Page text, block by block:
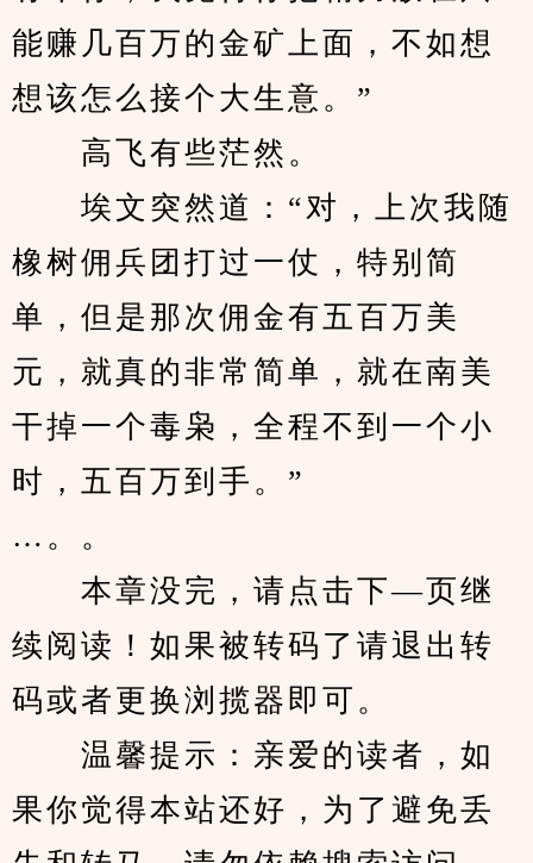
能赚几百万的金矿上面，不如想
想该怎么接个大生意。”
高飞有些茫然。
埃文突然道：“对，上次我随
橡树佣兵团打过一仗，特别简
单，但是那次佣金有五百万美
元，就真的非常简单，就在南美
干掉一个毒枭，全程不到一个小
时，五百万到手。”
…。。
本章没完，请点击下—页继
续阅读！如果被转码了请退出转
码或者更换浏揽器即可。
温馨提示：亲爱的读者，如
果你觉得本站还好，为了避免丢